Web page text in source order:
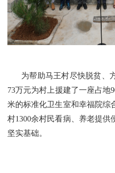
为帮助马王村尽快脱贫、
73万元为村上援建了一座占地
米的标准化卫生室和幸福院综
村1300余村民看病、养老提
坚实基础。